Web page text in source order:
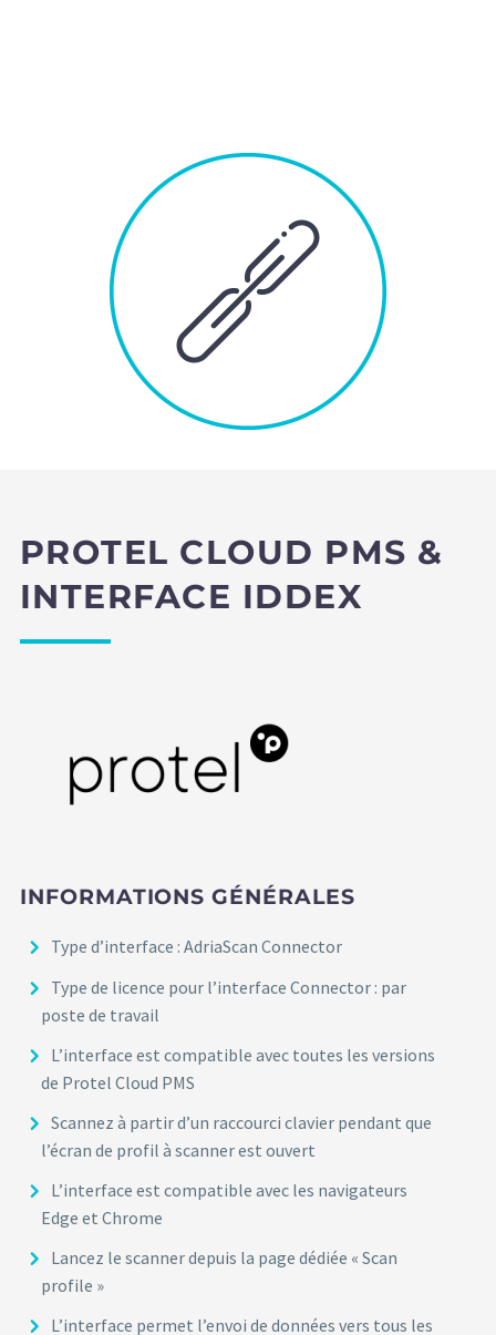
PROTEL CLOUD PMS &
INTERFACE IDDEX
INFORMATIONS GÉNÉRALES
Type d’interface : AdriaScan Connector
Type de licence pour l’interface Connector : par
poste de travail
L’interface est compatible avec toutes les versions
de Protel Cloud PMS
Scannez à partir d’un raccourci clavier pendant que
l’écran de profil à scanner est ouvert
L’interface est compatible avec les navigateurs
Edge et Chrome
Lancez le scanner depuis la page dédiée « Scan
profile »
L’interface permet l’envoi de données vers tous les